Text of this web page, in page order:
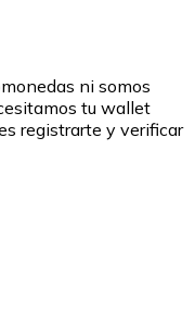
favoritas con
ni somos
tu wallet
registrarte y verificar